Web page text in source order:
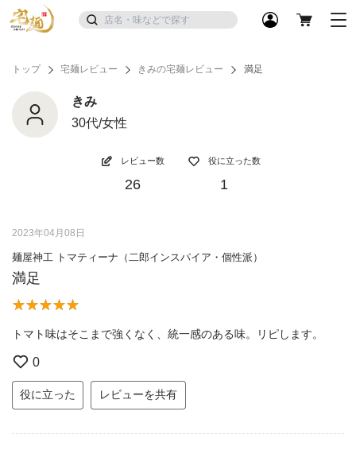
トップ 宅麺レビュー きみの宅麺レビュー 満足
きみ
30代/女性
レビュー数
26
役に立った数
1
2023年04月08日
麺屋神工 トマティーナ（二郎インスパイア・個性派）
満足
トマト味はそこまで強くなく、統一感のある味。リピします。
0
役に立った レビューを共有